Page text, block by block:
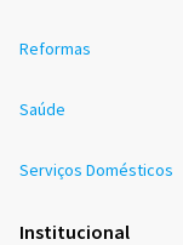
Reformas
Saúde
Serviços Domésticos
Institucional